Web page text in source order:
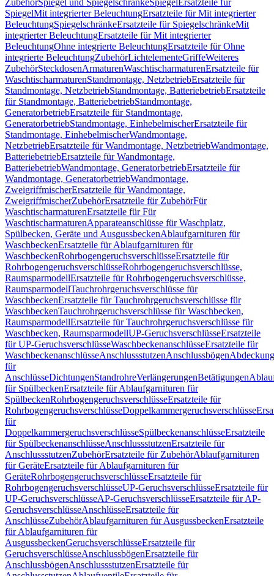
ZubehörSpiegel und SpiegelschränkeSpiegel Ersatzteile für
SpiegelMit integrierter BeleuchtungErsatzteile für Mit integrierter
BeleuchtungSpiegelschränkeErsatzteile für SpiegelschränkeMit
integrierter BeleuchtungErsatzteile für Mit integrierter
BeleuchtungOhne integrierte BeleuchtungErsatzteile für Ohne
integrierte BeleuchtungZubehörLichtelementeGriffeWeiteres
ZubehörSteckdosenArmaturenWaschtischarmaturenErsatzteile für
WaschtischarmaturenStandmontage, NetzbetriebErsatzteile für
Standmontage, NetzbetriebStandmontage, BatteriebetriebErsatzteile
für Standmontage, BatteriebetriebStandmontage,
GeneratorbetriebErsatzteile für Standmontage,
GeneratorbetriebStandmontage, EinhebelmischerErsatzteile für
Standmontage, EinhebelmischerWandmontage,
NetzbetriebErsatzteile für Wandmontage, NetzbetriebWandmontage,
BatteriebetriebErsatzteile für Wandmontage,
BatteriebetriebWandmontage, GeneratorbetriebErsatzteile für
Wandmontage, GeneratorbetriebWandmontage,
ZweigriffmischerErsatzteile für Wandmontage,
ZweigriffmischerZubehörErsatzteile für ZubehörFür
WaschtischarmaturenErsatzteile für Für
WaschtischarmaturenApparateanschlüsse für Waschplatz,
Spülbecken, Geräte und AusgussbeckenAblaufgarnituren für
WaschbeckenErsatzteile für Ablaufgarnituren für
WaschbeckenRohrbogengeruchsverschlüsseErsatzteile für
RohrbogengeruchsverschlüsseRohrbogengeruchsverschlüsse,
RaumsparmodellErsatzteile für Rohrbogengeruchsverschlüsse,
RaumsparmodellTauchrohrgeruchsverschlüsse für
WaschbeckenErsatzteile für Tauchrohrgeruchsverschlüsse für
WaschbeckenTauchrohrgeruchsverschlüsse für Waschbecken,
RaumsparmodellErsatzteile für Tauchrohrgeruchsverschlüsse für
Waschbecken, RaumsparmodellUP-GeruchsverschlüsseErsatzteile
für UP-GeruchsverschlüsseWaschbeckenanschlüsseErsatzteile für
WaschbeckenanschlüsseAnschlussstutzenAnschlussbögen
für
AnschlüsseDichtungenStandrohreVerlängerungenBetätigungen
für SpülbeckenErsatzteile für Ablaufgarnituren für
SpülbeckenRohrbogengeruchsverschlüsseErsatzteile für
RohrbogengeruchsverschlüsseDoppelkammergeruchsverschlüsse
für
DoppelkammergeruchsverschlüsseSpülbeckenanschlüsseErsatzteile
für SpülbeckenanschlüsseAnschlussstutzenErsatzteile für
AnschlussstutzenZubehörErsatzteile für ZubehörAblaufgarnituren
für GeräteErsatzteile für Ablaufgarnituren für
GeräteRohrbogengeruchsverschlüsseErsatzteile für
RohrbogengeruchsverschlüsseUP-GeruchsverschlüsseErsatzteile für
UP-GeruchsverschlüsseAP-GeruchsverschlüsseErsatzteile für AP-
GeruchsverschlüsseAnschlüsseErsatzteile für
AnschlüsseZubehörAblaufgarnituren für AusgussbeckenErsatzteile
für Ablaufgarnituren für
AusgussbeckenGeruchsverschlüsseErsatzteile für
GeruchsverschlüsseAnschlussbögenErsatzteile für
AnschlussbögenAnschlussstutzenErsatzteile für